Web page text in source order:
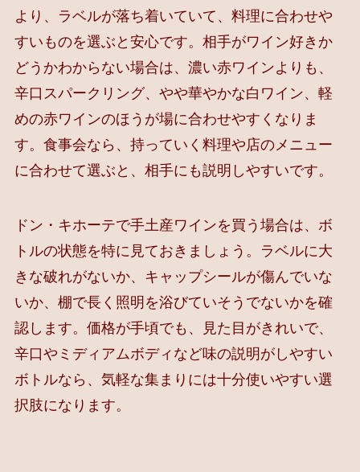
より、ラベルが落ち着いていて、料理に合わせや
すいものを選ぶと安心です。相手がワイン好きか
どうかわからない場合は、濃い赤ワインよりも、
辛口スパークリング、やや華やかな白ワイン、軽
めの赤ワインのほうが場に合わせやすくなりま
す。食事会なら、持っていく料理や店のメニュー
に合わせて選ぶと、相手にも説明しやすいです。
ドン・キホーテで手土産ワインを買う場合は、ボ
トルの状態を特に見ておきましょう。ラベルに大
きな破れがないか、キャップシールが傷んでいな
いか、棚で長く照明を浴びていそうでないかを確
認します。価格が手頃でも、見た目がきれいで、
辛口やミディアムボディなど味の説明がしやすい
ボトルなら、気軽な集まりには十分使いやすい選
択肢になります。